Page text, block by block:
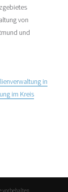
von
und
in
im Kreis